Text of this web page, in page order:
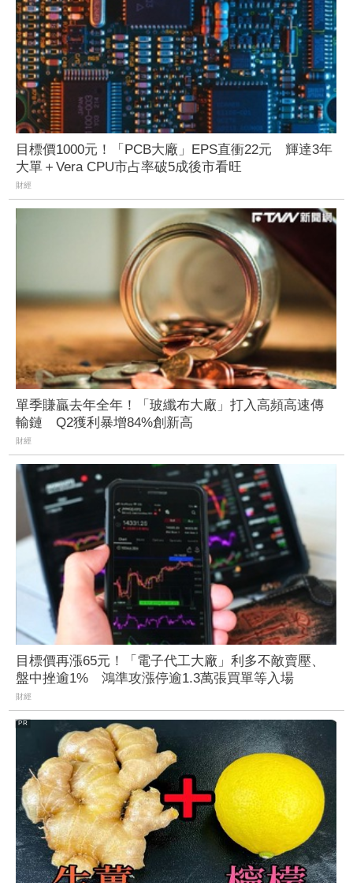
目標價1000元！「PCB大廠」EPS直衝22元 輝達3年
大單＋Vera CPU市占率破5成後市看旺
財經
單季賺贏去年全年！「玻纖布大廠」打入高頻高速傳
輸鏈 Q2獲利暴增84%創新高
財經
目標價再漲65元！「電子代工大廠」利多不敵賣壓、
盤中挫逾1% 鴻準攻漲停逾1.3萬張買單等入場
財經